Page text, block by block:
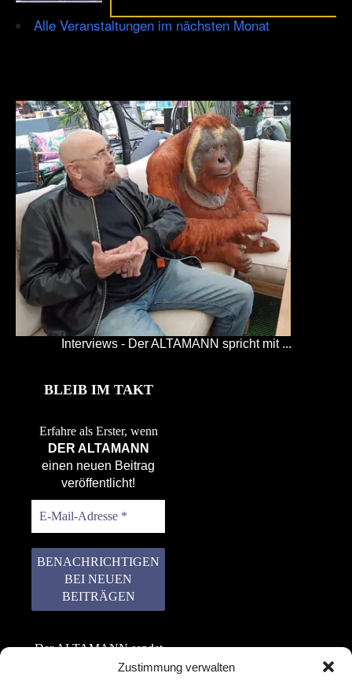
Zustimmung verwalten
Alle Veranstaltungen im nächsten Monat
Interviews - Der ALTAMANN spricht mit ...
BLEIB IM TAKT
Erfahre als Erster, wenn
DER ALTAMANN
einen neuen Beitrag
veröffentlicht!
Der ALTAMANN sendet
keinen Spam! Er gibt